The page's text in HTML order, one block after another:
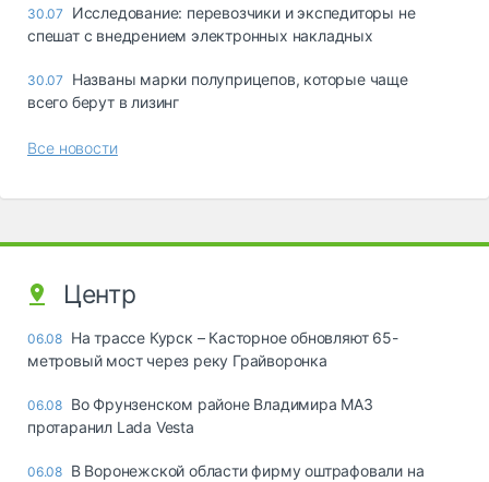
30.07
Исследование: перевозчики и экспедиторы не
спешат с внедрением электронных накладных
30.07
Названы марки полуприцепов, которые чаще
всего берут в лизинг
Все новости
Центр
06.08 На трассе Курск – Касторное обновляют 65-
метровый мост через реку Грайворонка
06.08 Во Фрунзенском районе Владимира МАЗ
протаранил Lada Vesta
06.08 В Воронежской области фирму оштрафовали на